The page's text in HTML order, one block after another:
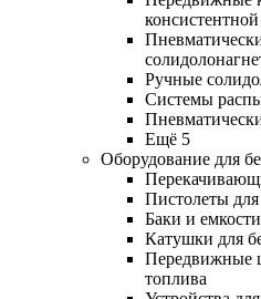
Ручные
Системы
Ещё 5
Оборудование для
Пистолеты для
Баки и
Катушки для
Передвижные
топлива